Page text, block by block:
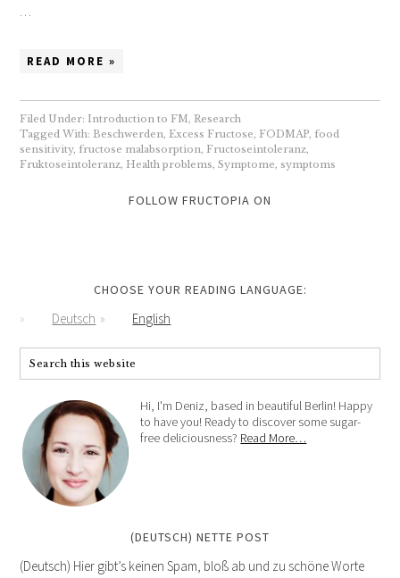
…
READ MORE »
Filed Under: Introduction to FM, Research
Tagged With:Beschwerden, Excess Fructose, FODMAP,food
sensitivity,fructose malabsorption, Fructoseintoleranz,
Fruktoseintoleranz, Health problems,Symptome, symptoms
FOLLOW FRUCTOPIA ON
CHOOSE YOUR READING LANGUAGE:
Deutsch English
Hi, I'm Deniz, based in beautiful Berlin! Happy
to have you! Ready to discover some sugar-
free deliciousness? Read More…
(DEUTSCH) NETTE POST
(Deutsch) Hier gibt’s keinen Spam, bloß ab und zu schöne Worte